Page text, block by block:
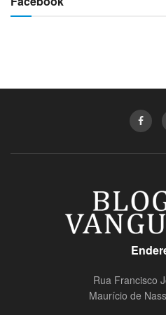
Rua Francisco
Maurício de